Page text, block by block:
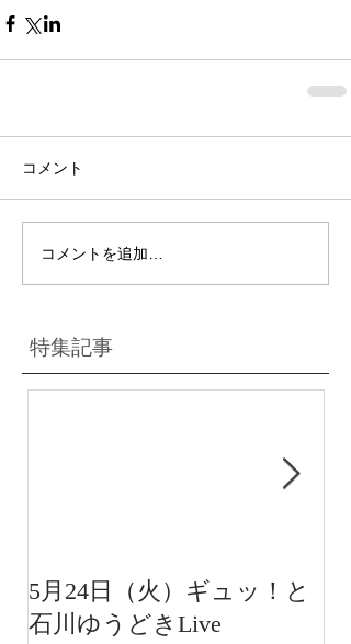
コメント
コメントを追加…
特集記事
5月24日（火）ギュッ！と
石川ゆうどきLive